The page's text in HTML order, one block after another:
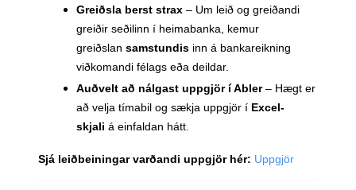
Greiðsla berst strax – Um leið og greiðandi
greiðir seðilinn í heimabanka, kemur
greiðslan samstundis inn á bankareikning
viðkomandi félags eða deildar.
Auðvelt að nálgast uppgjör í Abler– Hægt er
að velja tímabil og sækja uppgjör í Excel-
skjali á einfaldan hátt.
Sjá leiðbeiningar varðandi uppgjör hér: Uppgjör